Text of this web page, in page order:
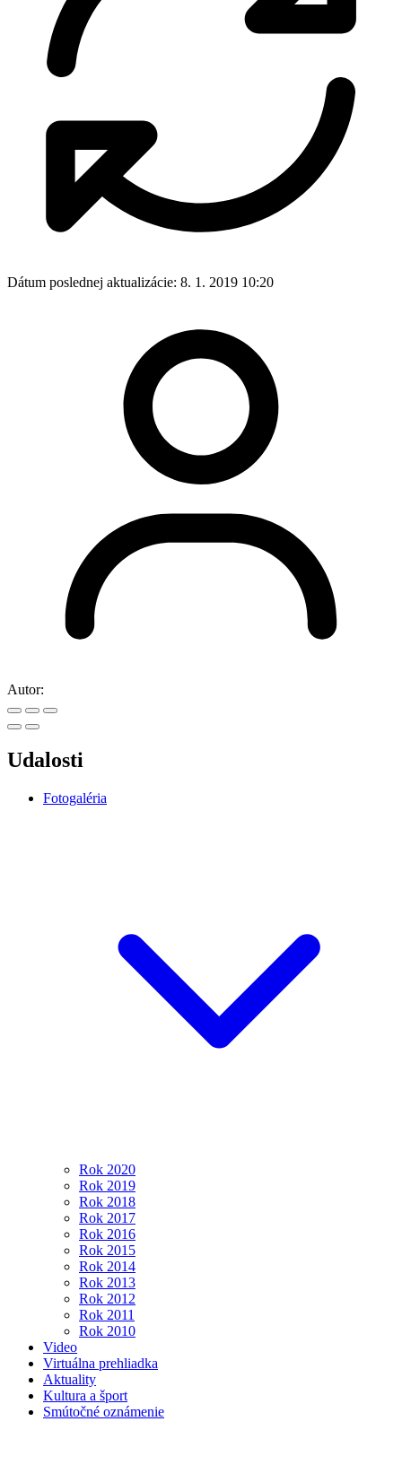
Dátum poslednej aktualizácie: 8. 1. 2019 10:20
Autor:
Udalosti
Fotogaléria
Rok 2020
Rok 2019
Rok 2018
Rok 2017
Rok 2016
Rok 2015
Rok 2014
Rok 2013
Rok 2012
Rok 2011
Rok 2010
Video
Virtuálna prehliadka
Aktuality
Kultura a šport
Smútočné oznámenie